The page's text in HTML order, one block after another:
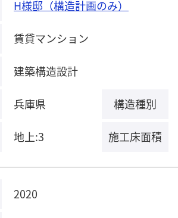
H様邸（構造計画のみ）
賃貸マンション
建築構造設計
兵庫県 構造種別
地上:3 施工床面積
2020